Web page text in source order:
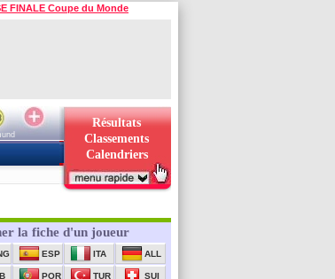
FINALE Coupe du Monde
Résultats
Classements
Calendriers